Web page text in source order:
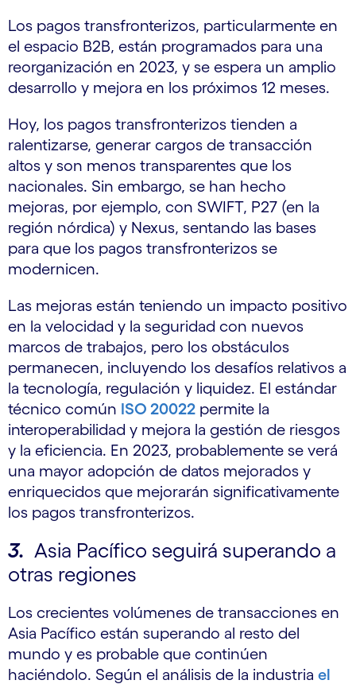
Los pagos transfronterizos, particularmente en
el espacio B2B, están programados para una
reorganización en 2023, y se espera un amplio
desarrollo y mejora en los próximos 12 meses.
Hoy, los pagos transfronterizos tienden a
ralentizarse, generar cargos de transacción
altos y son menos transparentes que los
nacionales. Sin embargo, se han hecho
mejoras, por ejemplo, con SWIFT, P27 (en la
región nórdica) y Nexus, sentando las bases
para que los pagos transfronterizos se
modernicen.
Las mejoras están teniendo un impacto positivo
en la velocidad y la seguridad con nuevos
marcos de trabajos, pero los obstáculos
permanecen, incluyendo los desafíos relativos a
la tecnología, regulación y liquidez. El estándar
técnico común ISO 20022 permite la
interoperabilidad y mejora la gestión de riesgos
y la eficiencia. En 2023, probablemente se verá
una mayor adopción de datos mejorados y
enriquecidos que mejorarán significativamente
los pagos transfronterizos.
3. Asia Pacífico seguirá superando a
otras regiones
Los crecientes volúmenes de transacciones en
Asia Pacífico están superando al resto del
mundo y es probable que continúen
haciéndolo. Según el análisis de la industria el